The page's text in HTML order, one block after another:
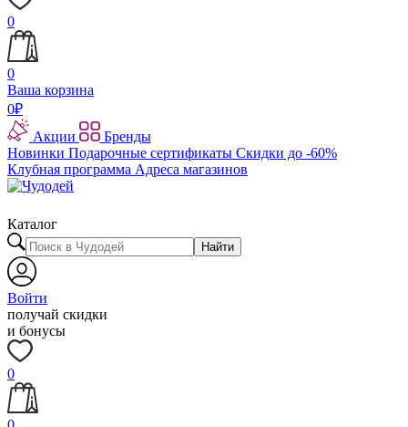
0
0
Ваша корзина
0₽
Акции
Бренды
Новинки Подарочные сертификаты Скидки до -60%
Клубная программа Адреса магазинов
Каталог
Найти
Войти
получай скидки
и бонусы
0